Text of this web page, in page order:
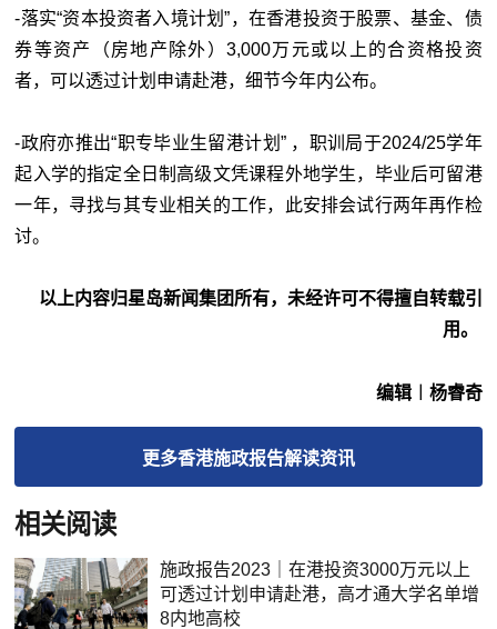
-落实“资本投资者入境计划”，在香港投资于股票、基金、债
券等资产（房地产除外）3,000万元或以上的合资格投资
者，可以透过计划申请赴港，细节今年内公布。
-政府亦推出“职专毕业生留港计划” ，职训局于2024/25学年
起入学的指定全日制高级文凭课程外地学生，毕业后可留港
一年，寻找与其专业相关的工作，此安排会试行两年再作检
讨。
以上内容归星岛新闻集团所有，未经许可不得擅自转载引
用。
编辑︱杨睿奇
更多香港施政报告解读资讯
相关阅读
​施政报告2023｜在港投资3000万元以上
可透过计划申请赴港，高才通大学名单增
8内地高校